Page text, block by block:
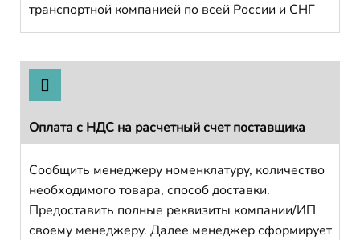
транспортной компанией по всей России и СНГ
Оплата с НДС на расчетный счет поставщика
Сообщить менеджеру номенклатуру, количество
необходимого товара, способ доставки.
Предоставить полные реквизиты компании/ИП
своему менеджеру. Далее менеджер сформирует